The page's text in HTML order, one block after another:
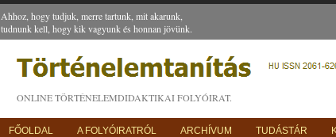
Ahhoz, hogy tudjuk, merre tartunk, mit akarunk,
tudnunk kell, hogy kik vagyunk és honnan jövünk.
ONLINE TÖRTÉNELEMDIDAKTIKAI FOLYÓIRAT.
FŐOLDAL A FOLYÓIRATRÓL ARCHÍVUM TUDÁSTÁR